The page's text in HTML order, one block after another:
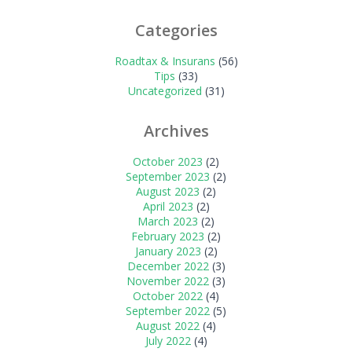
Categories
Roadtax & Insurans (56)
Tips (33)
Uncategorized (31)
Archives
October 2023 (2)
September 2023 (2)
August 2023 (2)
April 2023 (2)
March 2023 (2)
February 2023 (2)
January 2023 (2)
December 2022 (3)
November 2022 (3)
October 2022 (4)
September 2022 (5)
August 2022 (4)
July 2022 (4)